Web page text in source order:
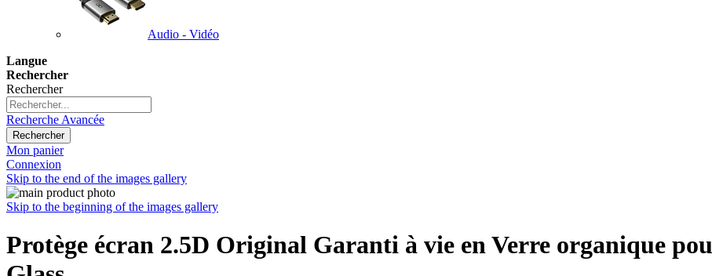
Audio - Vidéo
Langue
Rechercher
Rechercher
Recherche Avancée
Rechercher
Mon panier
Connexion
Skip to the end of the images gallery
Skip to the beginning of the images gallery
Protège écran 2.5D Original Garanti à vie en Verre organique